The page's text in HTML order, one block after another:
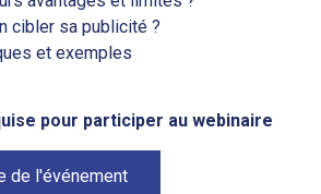
cibler sa publicité ?
et exemples
pour participer au webinaire
de l'événement